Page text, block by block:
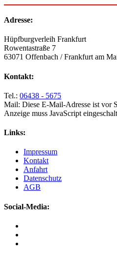
Adresse:
Hüpfburgverleih Frankfurt
Rowentastraße 7
63071 Offenbach / Frankfurt am
Kontakt:
Tel.: 06438 - 5675
Mail: Diese E-Mail-Adresse ist vor
Anzeige muss JavaScript
Links:
Impressum
Kontakt
Anfahrt
Datenschutz
AGB
Social-Media: